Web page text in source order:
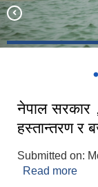
Construction of
नेपाल सरकार
हस्तान्तरण र
Submitted on:
Read more